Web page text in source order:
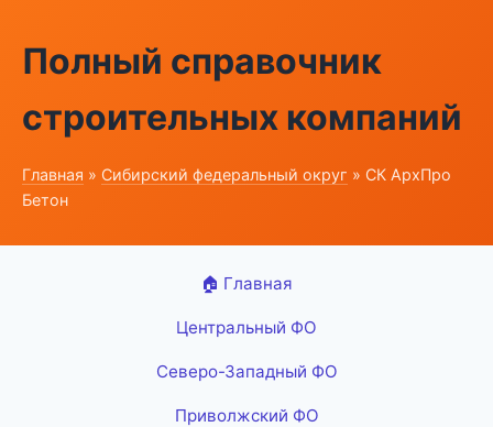
Полный справочник
строительных компаний
Главная » Сибирский федеральный округ » СК АрхПро
Бетон
🏠 Главная
Центральный ФО
Северо-Западный ФО
Приволжский ФО